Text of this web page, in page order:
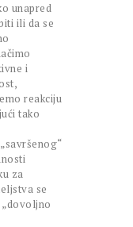
unapred
ili da se
i
reakciju
tako
za
se